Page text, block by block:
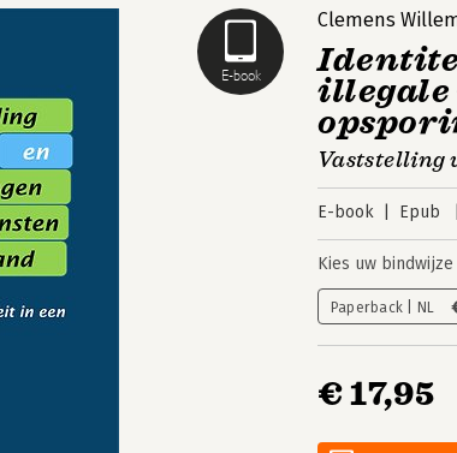
E-book
Clemens
illegale
Vaststelling
E-book Epub
Kies uw bindwijze
Paperback | NL
€ 17,95